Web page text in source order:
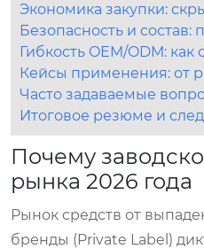
Экономика закупки:
Безопасность и состав:
Гибкость OEM/ODM:
Кейсы применения: от
Часто задаваемые
Итоговое резюме и
Почему
рынка 2026 года
Рынок средств от
бренды (Private Label)